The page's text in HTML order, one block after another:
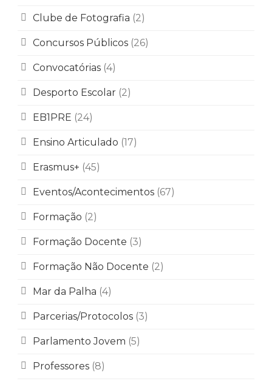
Clube de Fotografia (2)
Concursos Públicos (26)
Convocatórias (4)
Desporto Escolar (2)
EB1PRE (24)
Ensino Articulado (17)
Erasmus+ (45)
Eventos/Acontecimentos (67)
Formação (2)
Formação Docente (3)
Formação Não Docente (2)
Mar da Palha (4)
Parcerias/Protocolos (3)
Parlamento Jovem (5)
Professores (8)